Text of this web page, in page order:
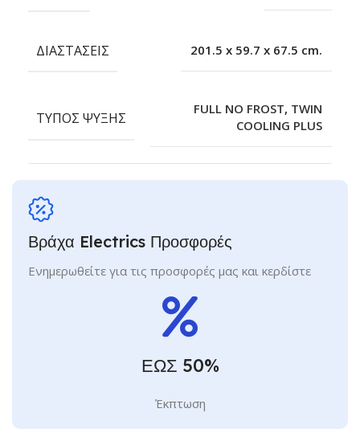
ΔΙΑΣΤΆΣΕΙΣ 201.5 x 59.7 x 67.5 cm.
ΤΎΠΟΣ ΨΎΞΗΣ
FULL NO FROST, TWIN
COOLING PLUS
Βράχα Electrics Προσφορές
Ενημερωθείτε για τις προσφορές μας και κερδίστε
ΕΩΣ 50%
Έκπτωση